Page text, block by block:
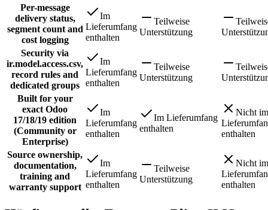
Per-message
delivery status,
segment count and
cost logging
Im
Lieferumfang
enthalten
Teilweise
Unterstützung
Security via
ir.model.access.csv,
record rules and
dedicated groups
Im
Lieferumfang
enthalten
Teilweise
Unterstützung
Built for your
exact Odoo
17/18/19 edition
(Community or
Enterprise)
Im
Lieferumfang
enthalten
Im Lieferumfang
enthalten
Nicht im
enthalten
Source ownership,
documentation,
training and
warranty support
Im
Lieferumfang
enthalten
Teilweise
Unterstützung
Nicht im
enthalten